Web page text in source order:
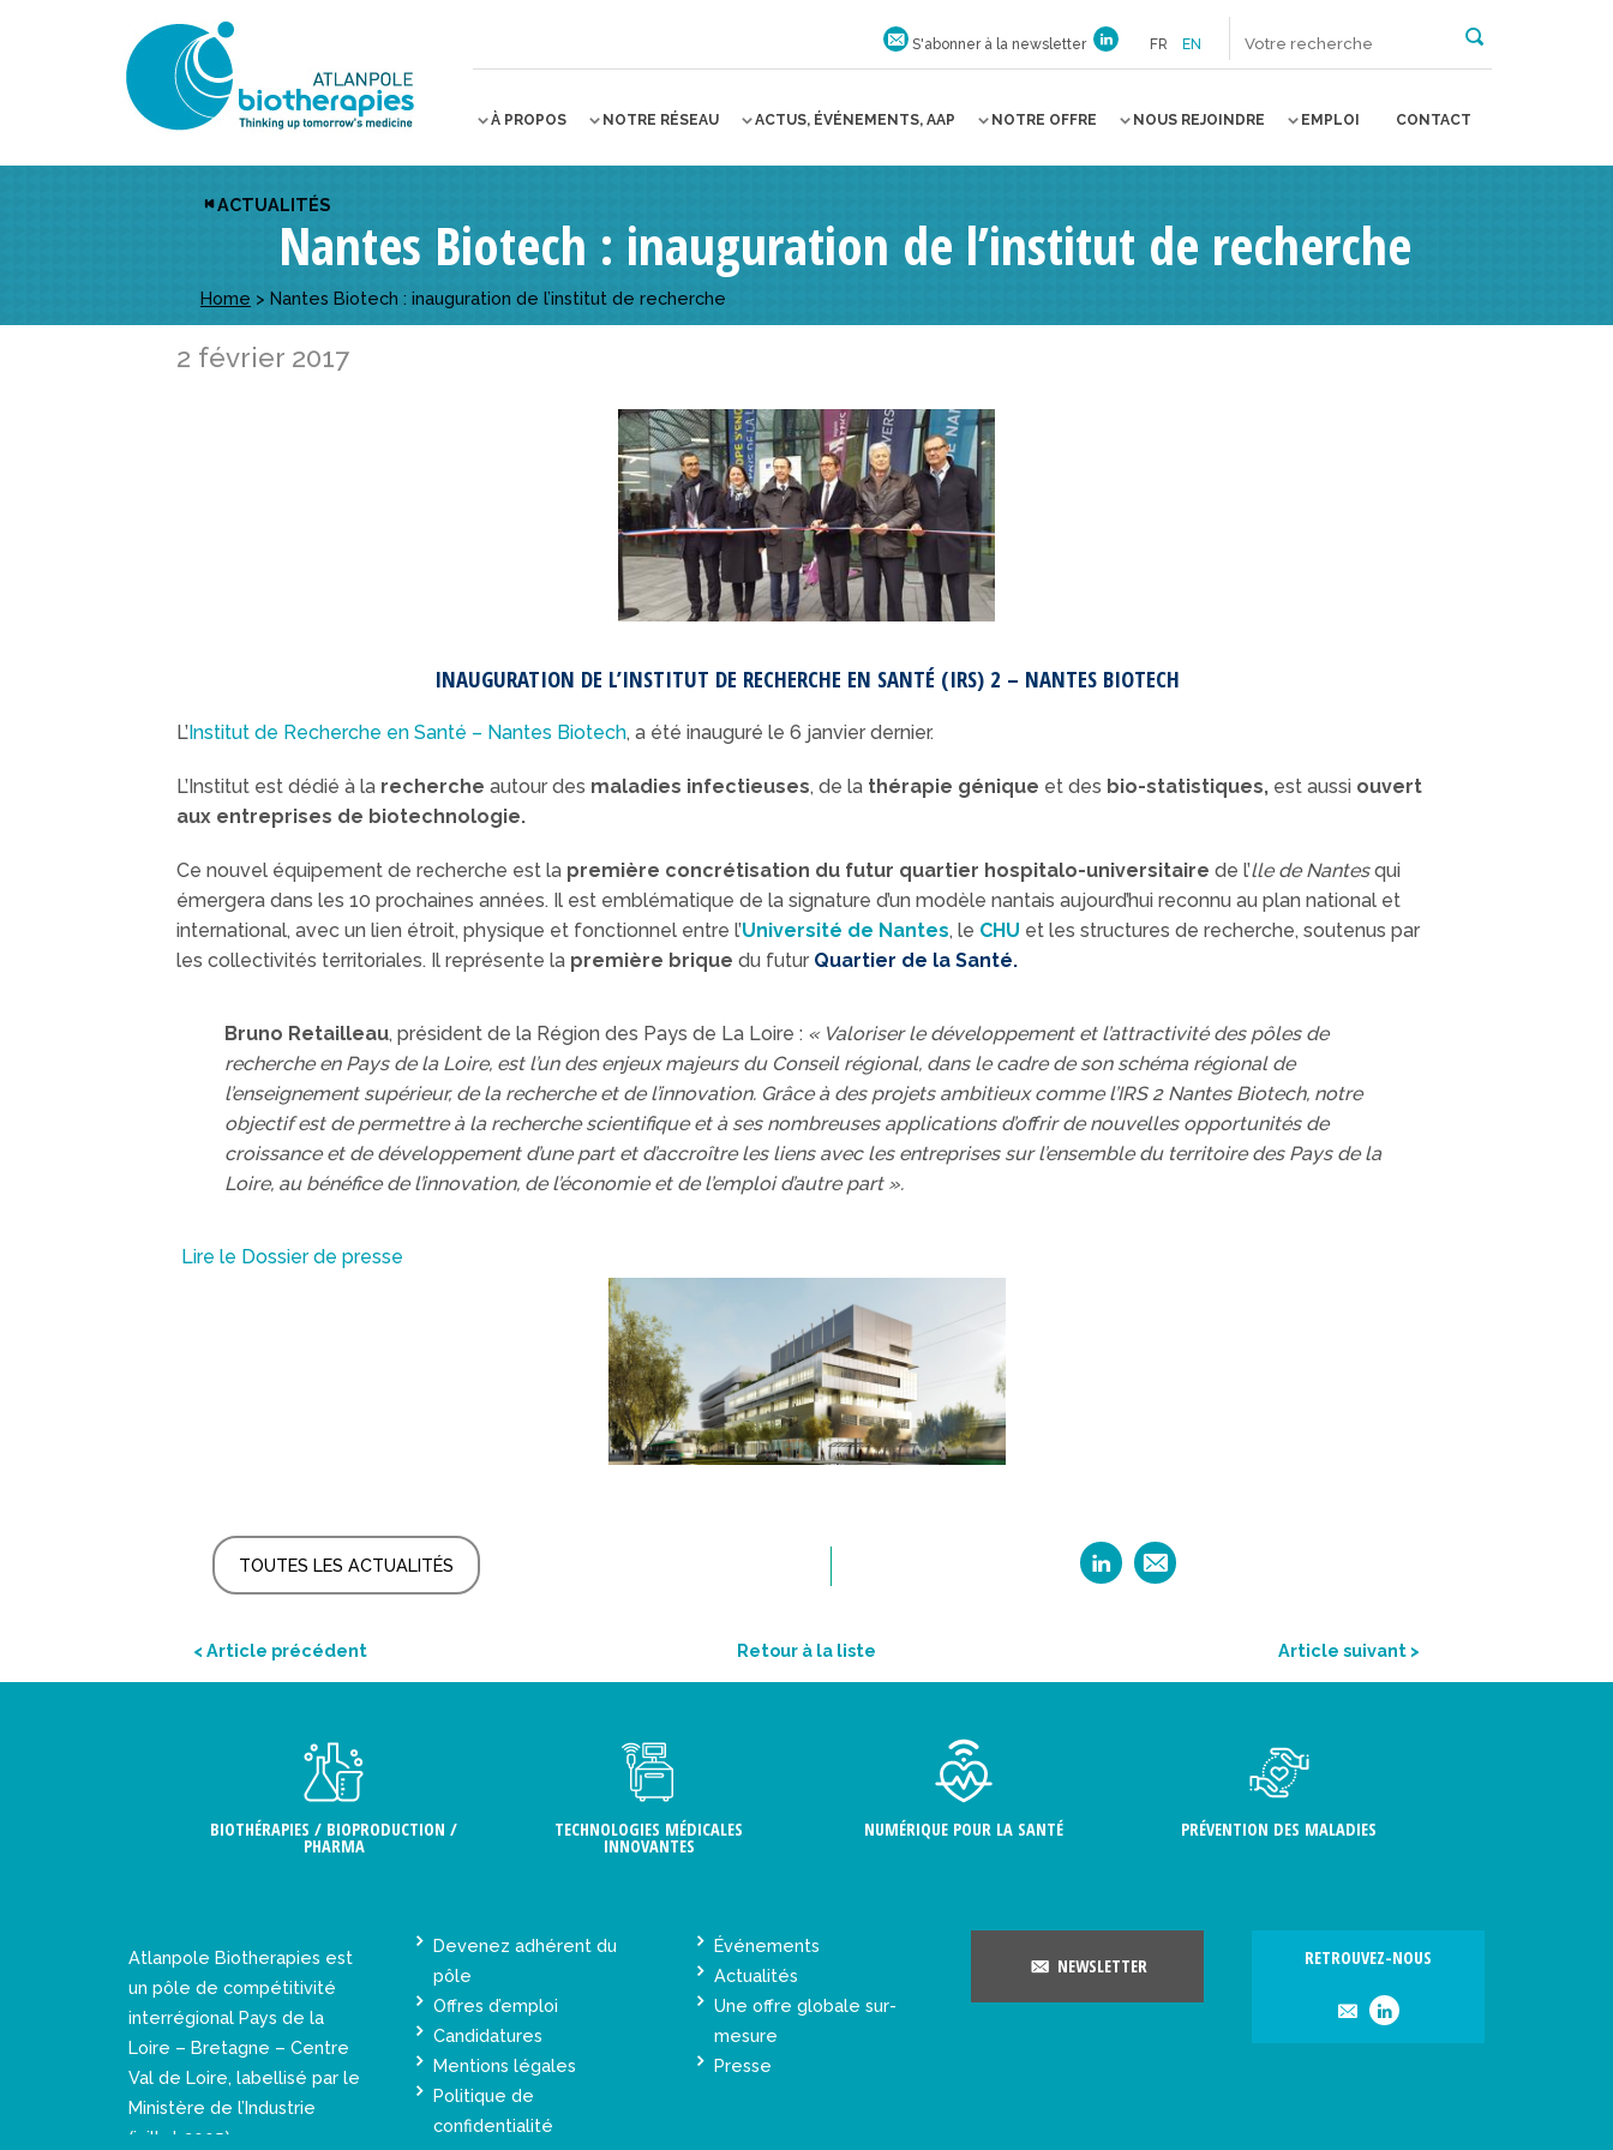
S'abonner à la newsletter FR EN
À PROPOS NOTRE RÉSEAU ACTUS, ÉVÉNEMENTS, AAP NOTRE OFFRE NOUS REJOINDRE EMPLOI CONTACT
ACTUALITÉS
Nantes Biotech : inauguration de l’institut de recherche
Home > Nantes Biotech : inauguration de l’institut de recherche
2 février 2017
INAUGURATION DE L’INSTITUT DE RECHERCHE EN SANTÉ (IRS) 2 – NANTES BIOTECH
L’Institut de Recherche en Santé – Nantes Biotech, a été inauguré le 6 janvier dernier.
L’Institut est dédié à la recherche autour des maladies infectieuses, de la thérapie génique et des bio-statistiques, est aussi ouvert
aux entreprises de biotechnologie.
Ce nouvel équipement de recherche est la première concrétisation du futur quartier hospitalo-universitaire de l’lle de Nantesqui
émergera dans les 10 prochaines années. Il est emblématique de la signature d’un modèle nantais aujourd’hui reconnu au plan national et
international, avec un lien étroit, physique et fonctionnel entre l’Université de Nantes, le CHU et les structures de recherche, soutenus par
les collectivités territoriales. Il représente la première brique du futur Quartier de la Santé.
Bruno Retailleau, président de la Région des Pays de La Loire : « Valoriser le développement et l’attractivité des pôles de
recherche en Pays de la Loire, est l’un des enjeux majeurs du Conseil régional, dans le cadre de son schéma régional de
l’enseignement supérieur, de la recherche et de l’innovation. Grâce à des projets ambitieux comme l’IRS 2 Nantes Biotech, notre
objectif est de permettre à la recherche scientifique et à ses nombreuses applications d’offrir de nouvelles opportunités de
croissance et de développement d’une part et d’accroître les liens avec les entreprises sur l’ensemble du territoire des Pays de la
Loire, au bénéfice de l’innovation, de l’économie et de l’emploi d’autre part ».
Lire le Dossier de presse
TOUTES LES ACTUALITÉS
< Article précédent Retour à la liste Article suivant >
BIOTHÉRAPIES / BIOPRODUCTION /
PHARMA
TECHNOLOGIES MÉDICALES
INNOVANTES
NUMÉRIQUE POUR LA SANTÉ PRÉVENTION DES MALADIES
Atlanpole Biotherapies est
un pôle de compétitivité
interrégional Pays de la
Loire – Bretagne – Centre
Val de Loire, labellisé par le
Ministère de l’Industrie
(juillet 2005).
Devenez adhérent du
pôle
Offres d’emploi
Candidatures
Mentions légales
Politique de
confidentialité
Événements
Actualités
Une offre globale sur-
mesure
Presse
NEWSLETTER RETROUVEZ-NOUS